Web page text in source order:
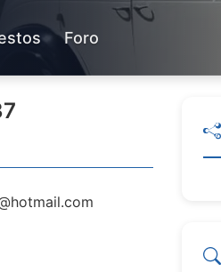
Foro